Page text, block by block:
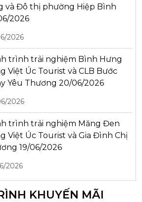
và Đô thị phường Hiệp Bình
2026
2026
trình trải nghiệm Bình Hưng
Việt Úc Tourist và CLB Bước
Yêu Thương 20/06/2026
2026
trình trải nghiệm Măng Đen
Việt Úc Tourist và Gia Đình Chị
19/06/2026
2026
KHUYẾN MÃI